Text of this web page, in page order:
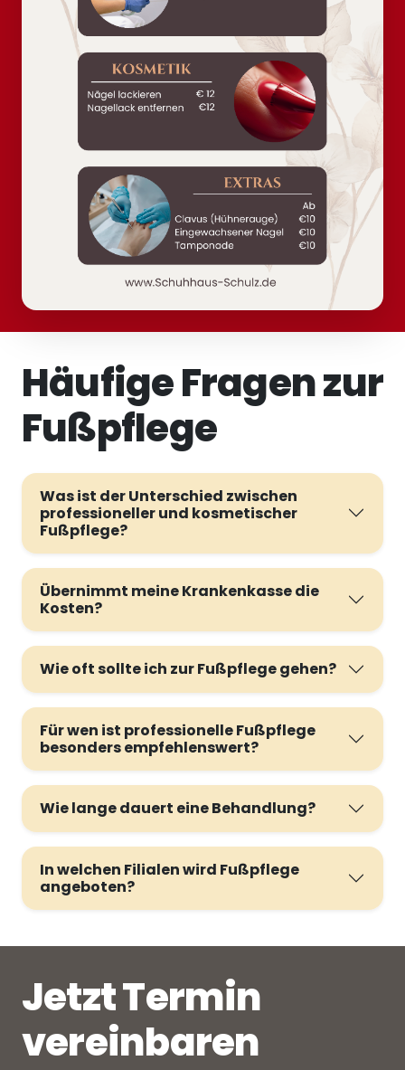
Häufige Fragen zur
Fußpflege
Was ist der Unterschied zwischen
professioneller und kosmetischer
Fußpflege?
Übernimmt meine Krankenkasse die
Kosten?
Wie oft sollte ich zur Fußpflege gehen?
Für wen ist professionelle Fußpflege
besonders empfehlenswert?
Wie lange dauert eine Behandlung?
In welchen Filialen wird Fußpflege
angeboten?
Jetzt Termin
vereinbaren